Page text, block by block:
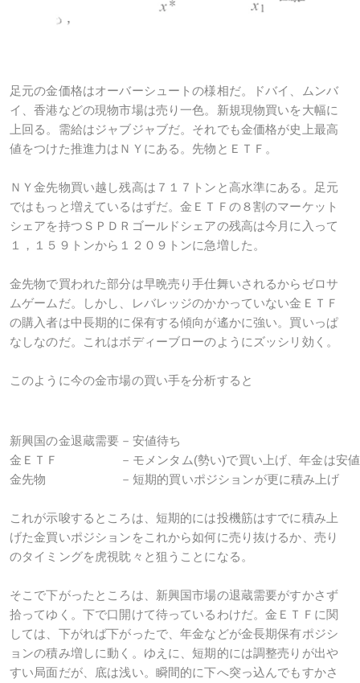
足元の金価格はオーバーシュートの様相だ。ドバイ、ムンバ
イ、香港などの現物市場は売り一色。新規現物買いを大幅に
上回る。需給はジャブジャブだ。それでも金価格が史上最高
値をつけた推進力はＮＹにある。先物とＥＴＦ。
ＮＹ金先物買い越し残高は７１７トンと高水準にある。足元
ではもっと増えているはずだ。金ＥＴＦの８割のマーケット
シェアを持つＳＰＤＲゴールドシェアの残高は今月に入って
１，１５９トンから１２０９トンに急増した。
金先物で買われた部分は早晩売り手仕舞いされるからゼロサ
ムゲームだ。しかし、レバレッジのかかっていない金ＥＴＦ
の購入者は中長期的に保有する傾向が遙かに強い。買いっぱ
なしなのだ。これはボディーブローのようにズッシリ効く。
このように今の金市場の買い手を分析すると
新興国の金退蔵需要 － 安値待ち
金ＥＴＦ
－ モメンタム(勢い)で買い上げ、年金は安
金先物
－ 短期的買いポジションが更に積み上げ
これが示唆するところは、短期的には投機筋はすでに積み上
げた金買いポジションをこれから如何に売り抜けるか、売り
のタイミングを虎視眈々と狙うことになる。
そこで下がったところは、新興国市場の退蔵需要がすかさず
拾ってゆく。下で口開けて待っているわけだ。金ＥＴＦに関
しては、下がれば下がったで、年金などが金長期保有ポジシ
ョンの積み増しに動く。ゆえに、短期的には調整売りが出や
すい局面だが、底は浅い。瞬間的に下へ突っ込んでもすかさ